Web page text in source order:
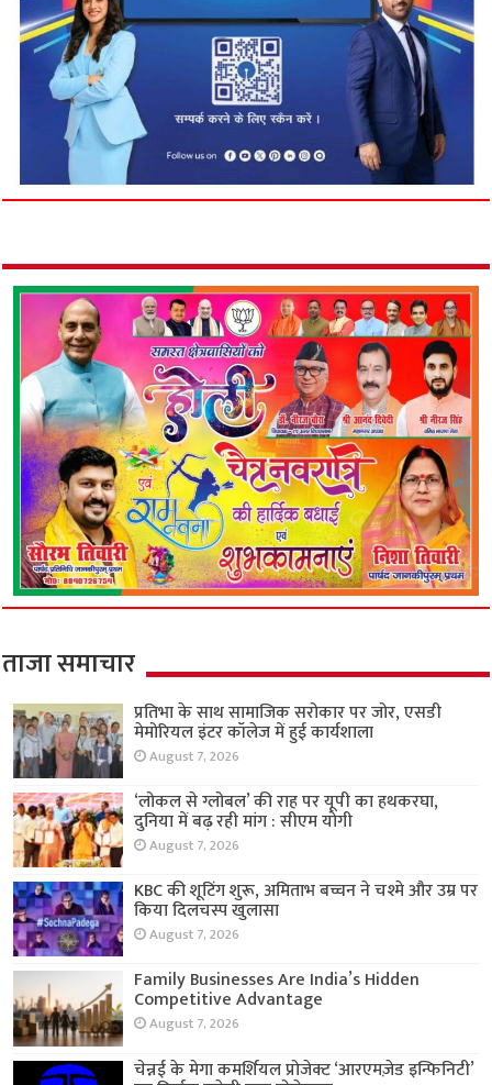
ताजा समाचार
प्रतिभा के साथ सामाजिक सरोकार पर जोर, एसडी
मेमोरियल इंटर कॉलेज में हुई कार्यशाला
August 7, 2026
‘लोकल से ग्लोबल’ की राह पर यूपी का हथकरघा,
दुनिया में बढ़ रही मांग : सीएम योगी
August 7, 2026
KBC की शूटिंग शुरू, अमिताभ बच्चन ने चश्मे और उम्र पर
किया दिलचस्प खुलासा
August 7, 2026
Family Businesses Are India’s Hidden
Competitive Advantage
August 7, 2026
चेन्नई के मेगा कमर्शियल प्रोजेक्ट ‘आरएमज़ेड इन्फिनिटी’